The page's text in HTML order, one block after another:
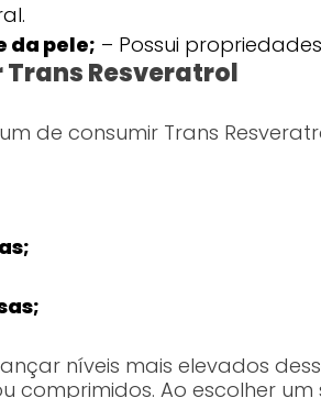
da pele; – Possui
Resveratrol
de consumir Trans
níveis mais elevados
comprimidos. Ao escolher